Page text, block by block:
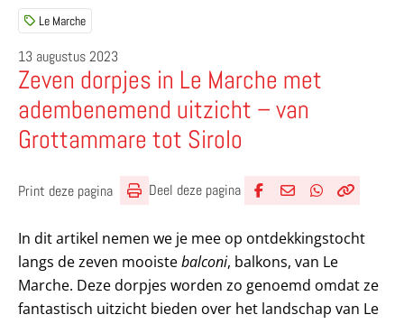
Le Marche
13 augustus 2023
Zeven dorpjes in Le Marche met
adembenemend uitzicht – van
Grottammare tot Sirolo
Print deze pagina Deel deze pagina
In dit artikel nemen we je mee op ontdekkingstocht
langs de zeven mooistebalconi, balkons, van Le
Marche. Deze dorpjes worden zo genoemd omdat ze
fantastisch uitzicht bieden over het landschap van Le